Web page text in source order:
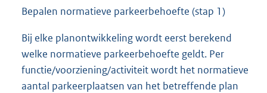
Bepalen normatieve parkeerbehoefte (stap 1)
Bij elke planontwikkeling wordt eerst berekend
welke normatieve parkeerbehoefte geldt. Per
functie/voorziening/activiteit wordt het normatieve
aantal parkeerplaatsen van het betreffende plan